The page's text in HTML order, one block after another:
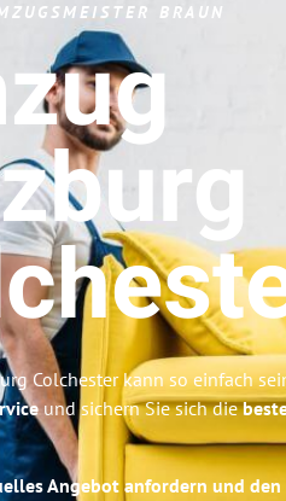
BRAUN
Colchester kann so einfach
und sichern Sie sich die
Angebot anfordern und